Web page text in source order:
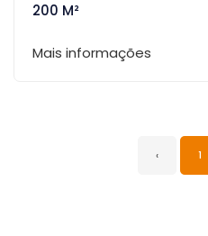
200 M²
Mais informações
‹ 1